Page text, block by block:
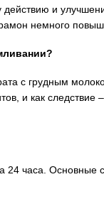
и
немного
с грудным
и как следствие
24 часа. Основные